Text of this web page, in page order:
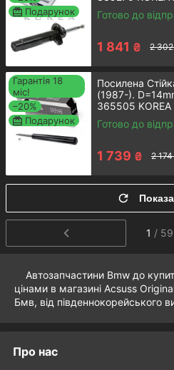
Ми пропонуємо
розрахунку на
Монобанку або
замовленні
Відправляємо
України «Новою
можливий
Подарунок
Готово до
1 841 ₴ 2
Гарантія 18
міс!
–20%
Подарунок
Посилена
(1987-).
365505 KOREA
Готово до
1 739 ₴ 2
1 / 59
Автозапчастини Bmw до
цінами в магазині Acsuss
Бмв, від південнокорейського
Про нас